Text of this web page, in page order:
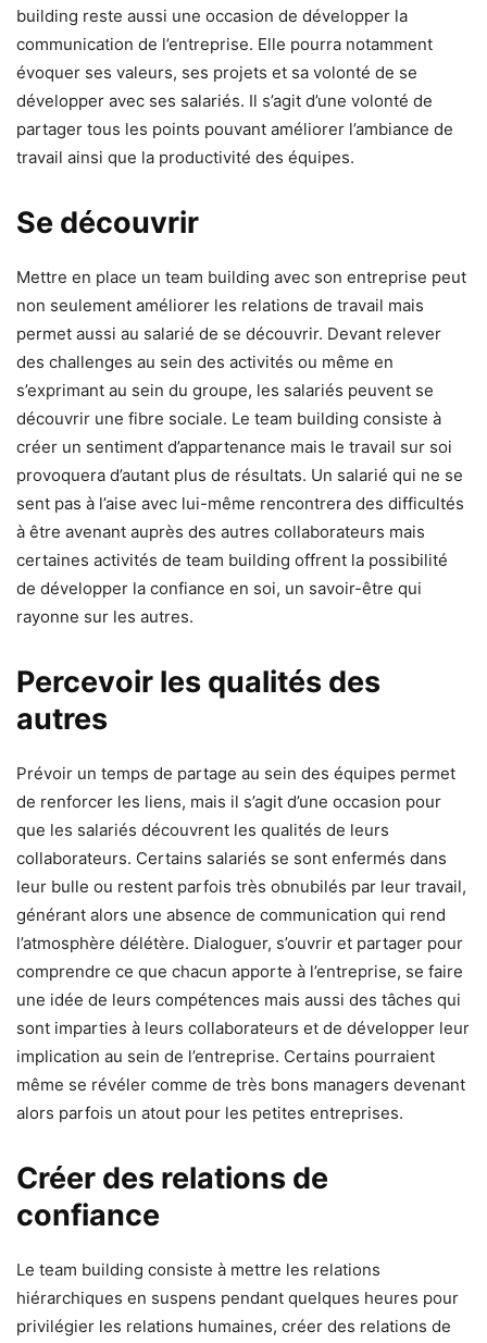
building reste aussi une occasion de développer la
communication de l’entreprise. Elle pourra notamment
évoquer ses valeurs, ses projets et sa volonté de se
développer avec ses salariés. Il s’agit d’une volonté de
partager tous les points pouvant améliorer l’ambiance de
travail ainsi que la productivité des équipes.
Se découvrir
Mettre en place un team building avec son entreprise peut
non seulement améliorer les relations de travail mais
permet aussi au salarié de se découvrir. Devant relever
des challenges au sein des activités ou même en
s’exprimant au sein du groupe, les salariés peuvent se
découvrir une fibre sociale. Le team building consiste à
créer un sentiment d’appartenance mais le travail sur soi
provoquera d’autant plus de résultats. Un salarié qui ne se
sent pas à l’aise avec lui-même rencontrera des difficultés
à être avenant auprès des autres collaborateurs mais
certaines activités de team building offrent la possibilité
de développer la confiance en soi, un savoir-être qui
rayonne sur les autres.
Percevoir les qualités des
autres
Prévoir un temps de partage au sein des équipes permet
de renforcer les liens, mais il s’agit d’une occasion pour
que les salariés découvrent les qualités de leurs
collaborateurs. Certains salariés se sont enfermés dans
leur bulle ou restent parfois très obnubilés par leur travail,
générant alors une absence de communication qui rend
l’atmosphère délétère. Dialoguer, s’ouvrir et partager pour
comprendre ce que chacun apporte à l’entreprise, se faire
une idée de leurs compétences mais aussi des tâches qui
sont imparties à leurs collaborateurs et de développer leur
implication au sein de l’entreprise. Certains pourraient
même se révéler comme de très bons managers devenant
alors parfois un atout pour les petites entreprises.
Créer des relations de
confiance
Le team building consiste à mettre les relations
hiérarchiques en suspens pendant quelques heures pour
privilégier les relations humaines, créer des relations de